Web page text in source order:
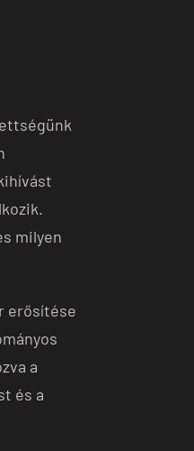
milyen
erősítése
a
és a